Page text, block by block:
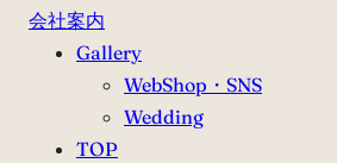
会社案内
Gallery
WebShop・SNS
Wedding
TOP